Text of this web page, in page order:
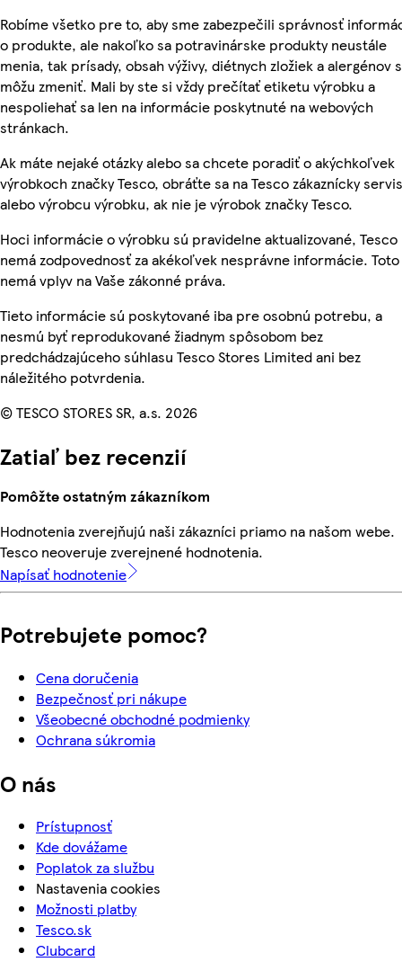
Robíme všetko pre to, aby sme zabezpečili správnosť
o produkte, ale nakoľko sa potravinárske produkty neustále
menia, tak prísady, obsah výživy, diétnych zložiek a alergénov
môžu zmeniť. Mali by ste si vždy prečítať etiketu výrobku a
nespoliehať sa len na informácie poskytnuté na webových
stránkach.
Ak máte nejaké otázky alebo sa chcete poradiť o akýchkoľvek
výrobkoch značky Tesco, obráťte sa na Tesco zákaznícky
alebo výrobcu výrobku, ak nie je výrobok značky Tesco.
Hoci informácie o výrobku sú pravidelne aktualizované, Tesco
nemá zodpovednosť za akékoľvek nesprávne informácie. Toto
nemá vplyv na Vaše zákonné práva.
Tieto informácie sú poskytované iba pre osobnú potrebu, a
nesmú byť reprodukované žiadnym spôsobom bez
predchádzajúceho súhlasu Tesco Stores Limited ani bez
náležitého potvrdenia.
© TESCO STORES SR, a.s. 2026
Zatiaľ bez recenzií
Pomôžte ostatným zákazníkom
Hodnotenia zverejňujú naši zákazníci priamo na našom webe.
Tesco neoveruje zverejnené hodnotenia.
Napísať hodnotenie
Potrebujete pomoc?
Cena doručenia
Bezpečnosť pri nákupe
Všeobecné obchodné podmienky
Ochrana súkromia
O nás
Prístupnosť
Kde dovážame
Poplatok za službu
Nastavenia cookies
Možnosti platby
Tesco.sk
Clubcard